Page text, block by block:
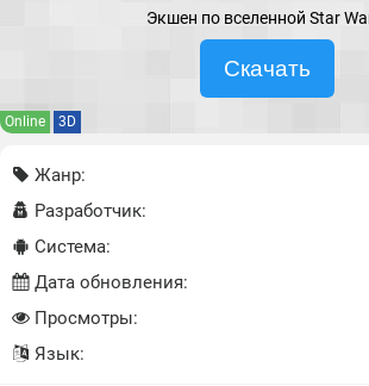
Экшен по вселенной Star
Скачать
Online 3D
Жанр:
Разработчик:
Система:
Дата обновления:
Просмотры:
Язык: